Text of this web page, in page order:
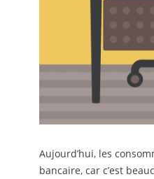
Aujourd’hui, les
bancaire, car c’est